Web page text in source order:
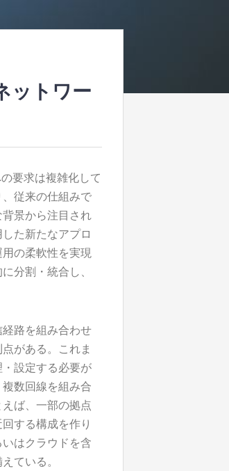
ットワー
要求は複雑化して
従来の仕組みで
景から注目され
た新たなアプロ
の柔軟性を実現
分割・統合し、
路を組み合わせ
がある。これま
設定する必要が
数回線を組み合
ば、一部の拠点
する構成を作り
はクラウドを含
ている。